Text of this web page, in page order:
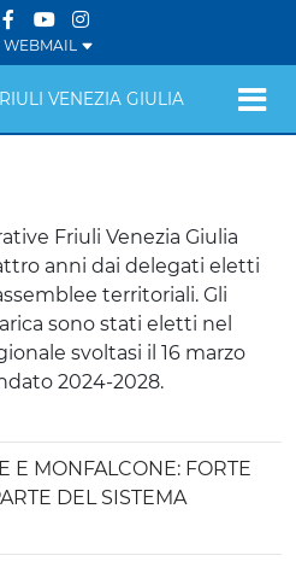
WEBMAIL
VENEZIA GIULIA
Friuli Venezia Giulia
anni dai delegati eletti
territoriali. Gli
sono stati eletti nel
svoltasi il 16 marzo
2024-2028.
E MONFALCONE: FORTE
DEL SISTEMA